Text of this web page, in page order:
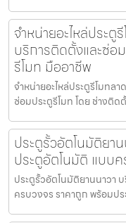
จำหน่ายอะไหล่ประตู
บริการติดตั้งและซ่อ
รีโมท มืออาชีพ
จำหน่ายอะไหล่ประตูรีโมทล
ซ่อมประตูรีโมท โดย ช่างติ
ประตูรั้วอัตโนมัติยา
ประตูอัตโนมัติ แบบ
ประตูรั้วอัตโนมัติยานนาวา
ครบวงจร ราคาถูก พร้อมปร